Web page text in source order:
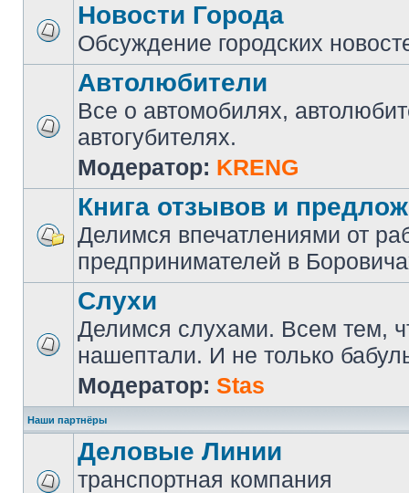
Новости Города
Обсуждение городских
Автолюбители
Все о автомобилях,
автогубителях.
Модератор: KRENG
Книга отзывов и
Делимся впечатлениями от
предпринимателей в
Слухи
Делимся слухами. Всем тем,
нашептали. И не только
Модератор: Stas
Наши партнёры
Деловые Линии
транспортная компания